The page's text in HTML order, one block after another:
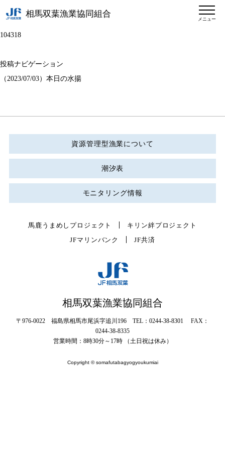
相馬双葉漁業協同組合
メニュー
104318
投稿ナビゲーション
（2023/07/03）本日の水揚
資源管理型漁業について
潮汐表
モニタリング情報
馬鹿うまめしプロジェクト
キリン絆プロジェクト
JFマリンバンク
JF共済
相馬双葉漁業協同組合
〒976-0022 福島県相馬市尾浜字追川196 TEL：0244-38-8301 FAX：
0244-38-8335
営業時間：8時30分～17時 （土日祝は休み）
Copyright © somafutabagyogyoukumiai